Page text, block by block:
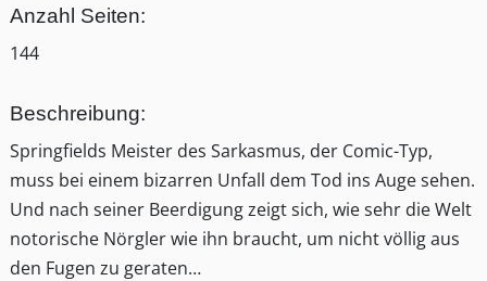
Anzahl Seiten:
144
Beschreibung:
Springfields Meister des Sarkasmus, der Comic-Typ,
muss bei einem bizarren Unfall dem Tod ins Auge sehen.
Und nach seiner Beerdigung zeigt sich, wie sehr die Welt
notorische Nörgler wie ihn braucht, um nicht völlig aus
den Fugen zu geraten…